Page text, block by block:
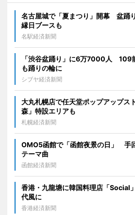
名古屋城で「夏まつり」開幕 盆踊
縁日ブースも
名駅経済新聞
「渋谷盆踊り」に6万7000人 109
も踊りの輪に
シブヤ経済新聞
大丸札幌店で任天堂ポップアップ
森」特設エリアも
札幌経済新聞
OMO5函館で「函館夜景の日」 手
テーマ曲
函館経済新聞
香港・九龍塘に韓国料理店「
代風に
香港経済新聞